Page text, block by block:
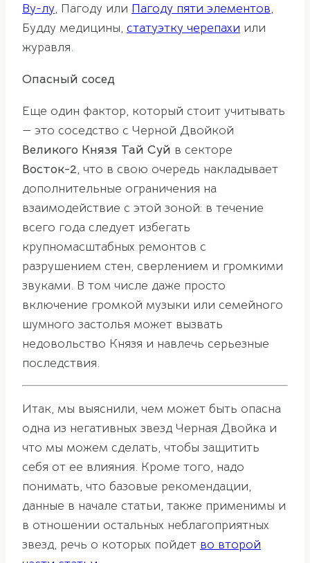
Ву-лу, Пагоду или Пагоду пяти элементов,
Будду медицины, статуэтку черепахи или
журавля.
Опасный сосед
Еще один фактор, который стоит учитывать
— это соседство с Черной Двойкой
Великого Князя Тай Суй в секторе
Восток-2, что в свою очередь накладывает
дополнительные ограничения на
взаимодействие с этой зоной: в течение
всего года следует избегать
крупномасштабных ремонтов с
разрушением стен, сверлением и громкими
звуками. В том числе даже просто
включение громкой музыки или семейного
шумного застолья может вызвать
недовольство Князя и навлечь серьезные
последствия.
Итак, мы выяснили, чем может быть опасна
одна из негативных звезд Черная Двойка и
что мы можем сделать, чтобы защитить
себя от ее влияния. Кроме того, надо
понимать, что базовые рекомендации,
данные в начале статьи, также применимы и
в отношении остальных неблагоприятных
звезд, речь о которых пойдет во второй